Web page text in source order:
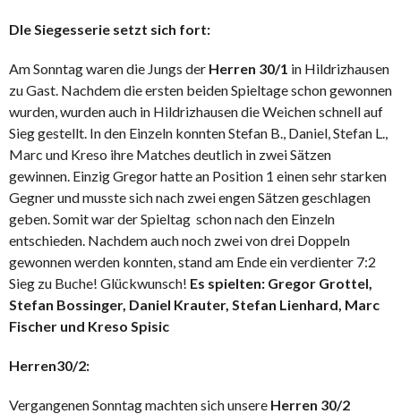
DIe Siegesserie setzt sich fort:
Am Sonntag waren die Jungs der Herren 30/1 in Hildrizhausen
zu Gast. Nachdem die ersten beiden Spieltage schon gewonnen
wurden, wurden auch in Hildrizhausen die Weichen schnell auf
Sieg gestellt. In den Einzeln konnten Stefan B., Daniel, Stefan L.,
Marc und Kreso ihre Matches deutlich in zwei Sätzen
gewinnen. Einzig Gregor hatte an Position 1 einen sehr starken
Gegner und musste sich nach zwei engen Sätzen geschlagen
geben. Somit war der Spieltag schon nach den Einzeln
entschieden. Nachdem auch noch zwei von drei Doppeln
gewonnen werden konnten, stand am Ende ein verdienter 7:2
Sieg zu Buche! Glückwunsch! Es spielten: Gregor Grottel,
Stefan Bossinger, Daniel Krauter, Stefan Lienhard, Marc
Fischer und Kreso Spisic
Herren30/2:
Vergangenen Sonntag machten sich unsere Herren 30/2